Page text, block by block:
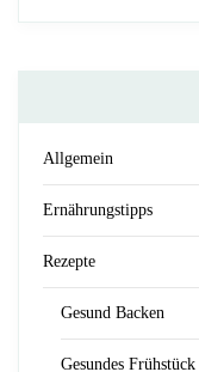
Allgemein
Ernährungstipps
Rezepte
Gesund Backen
Gesundes Frühstück